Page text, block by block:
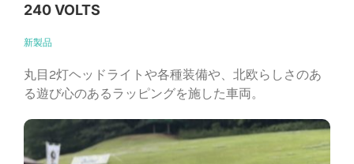
240 VOLTS
新製品
丸目2灯ヘッドライトや各種装備や、北欧らしさのあ
る遊び心のあるラッピングを施した車両。